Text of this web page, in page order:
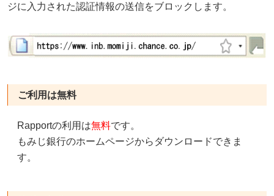
ジに入力された認証情報の送信をブロックします。
ご利用は無料
Rapportの利用は無料です。
もみじ銀行のホームページからダウンロードできま
す。